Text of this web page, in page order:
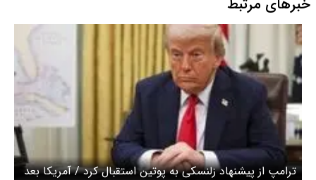
خبرهای مرتبط
ترامپ از پیشنهاد زلنسکی به پوتین استقبال کرد / آمریکا بعد